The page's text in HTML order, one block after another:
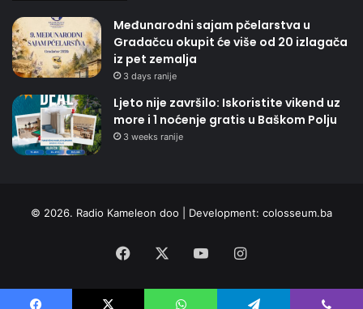
Međunarodni sajam pčelarstva u
Gradačcu okupit će više od 20 izlagača
iz pet zemalja
3 days ranije
Ljeto nije završilo: Iskoristite vikend uz
more i 1 noćenje gratis u Baškom Polju
3 weeks ranije
© 2026. Radio Kameleon doo | Development: colosseum.ba
Facebook YouTubeInstagram